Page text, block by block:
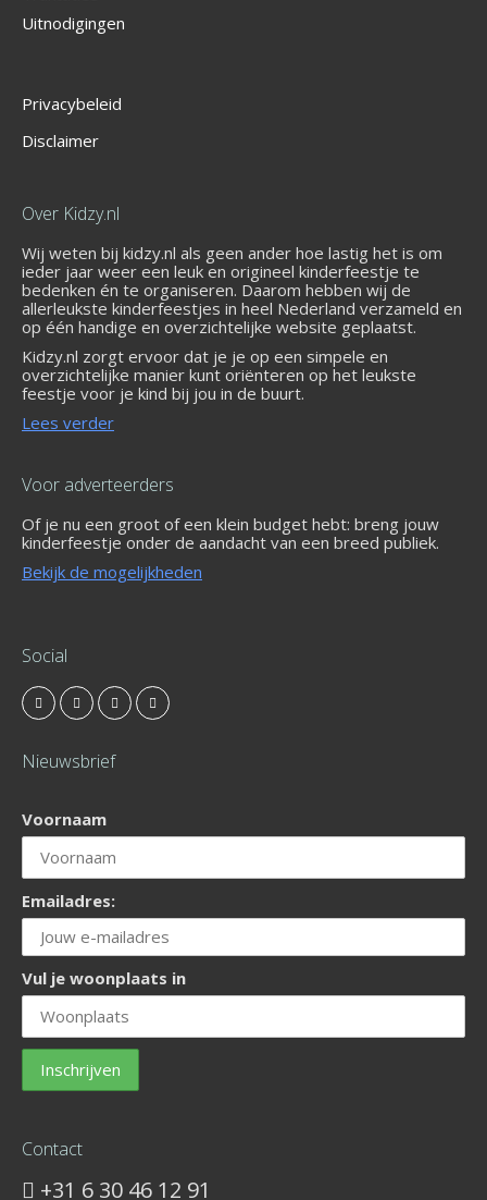
Uitnodigingen
Privacybeleid
Disclaimer
Over Kidzy.nl
Wij weten bij kidzy.nl als geen ander hoe lastig het is om
ieder jaar weer een leuk en origineel kinderfeestje te
bedenken én te organiseren. Daarom hebben wij de
allerleukste kinderfeestjes in heel Nederland verzameld en
op één handige en overzichtelijke website geplaatst.
Kidzy.nl zorgt ervoor dat je je op een simpele en
overzichtelijke manier kunt oriënteren op het leukste
feestje voor je kind bij jou in de buurt.
Lees verder
Voor adverteerders
Of je nu een groot of een klein budget hebt: breng jouw
kinderfeestje onder de aandacht van een breed publiek.
Bekijk de mogelijkheden
Social
Nieuwsbrief
Voornaam
Emailadres:
Vul je woonplaats in
Contact
+31 6 30 46 12 91